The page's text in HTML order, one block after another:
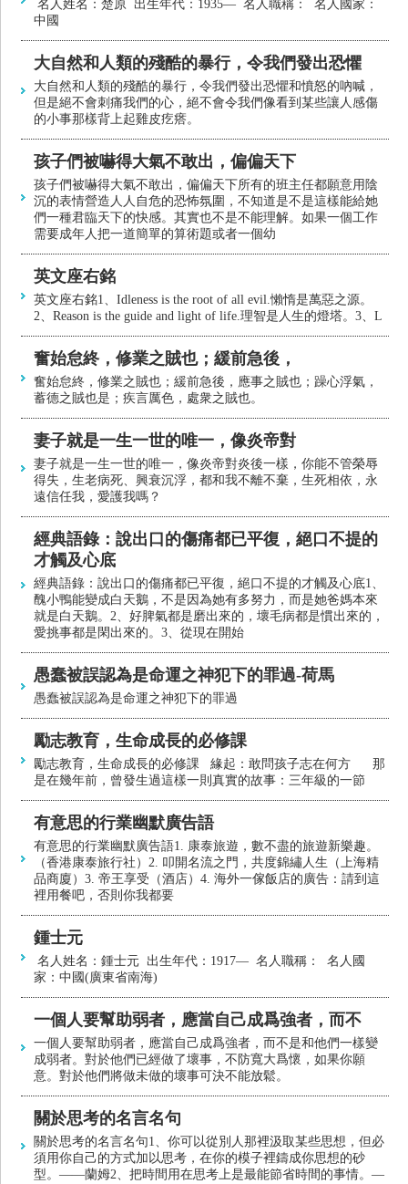
名人姓名：楚原 出生年代：1935— 名人職稱： 名人國家：
中國
大自然和人類的殘酷的暴行，令我們發出恐懼
大自然和人類的殘酷的暴行，令我們發出恐懼和憤怒的吶喊，
但是絕不會刺痛我們的心，絕不會令我們像看到某些讓人感傷
的小事那樣背上起雞皮疙瘩。
孩子們被嚇得大氣不敢出，偏偏天下
孩子們被嚇得大氣不敢出，偏偏天下所有的班主任都願意用陰
沉的表情營造人人自危的恐怖氛圍，不知道是不是這樣能給她
們一種君臨天下的快感。其實也不是不能理解。如果一個工作
需要成年人把一道簡單的算術題或者一個幼
英文座右銘
英文座右銘1、Idleness is the root of all evil.懶惰是萬惡之源。
2、Reason is the guide and light of life.理智是人生的燈塔。3、L
奮始怠終，修業之賊也；緩前急後，
奮始怠終，修業之賊也；緩前急後，應事之賊也；躁心浮氣，
蓄德之賊也是；疾言厲色，處衆之賊也。
妻子就是一生一世的唯一，像炎帝對
妻子就是一生一世的唯一，像炎帝對炎後一樣，你能不管榮辱
得失，生老病死、興衰沉浮，都和我不離不棄，生死相依，永
遠信任我，愛護我嗎？
經典語錄：說出口的傷痛都已平復，絕口不提的
才觸及心底
經典語錄：說出口的傷痛都已平復，絕口不提的才觸及心底1、
醜小鴨能變成白天鵝，不是因為她有多努力，而是她爸媽本來
就是白天鵝。2、好脾氣都是磨出來的，壞毛病都是慣出來的，
愛挑事都是閑出來的。3、從現在開始
愚蠢被誤認為是命運之神犯下的罪過-荷馬
愚蠢被誤認為是命運之神犯下的罪過
勵志教育，生命成長的必修課
勵志教育，生命成長的必修課 緣起：敢問孩子志在何方 那
是在幾年前，曾發生過這樣一則真實的故事：三年級的一節
有意思的行業幽默廣告語
有意思的行業幽默廣告語1. 康泰旅遊，數不盡的旅遊新樂趣。
（香港康泰旅行社）2. 叩開名流之門，共度錦繡人生（上海精
品商廈）3. 帝王享受（酒店）4. 海外一傢飯店的廣告：請到這
裡用餐吧，否則你我都要
鍾士元
名人姓名：鍾士元 出生年代：1917— 名人職稱： 名人國
家：中國(廣東省南海)
一個人要幫助弱者，應當自己成爲強者，而不
一個人要幫助弱者，應當自己成爲強者，而不是和他們一樣變
成弱者。對於他們已經做了壞事，不防寬大爲懷，如果你願
意。對於他們將做未做的壞事可決不能放鬆。
關於思考的名言名句
關於思考的名言名句1、你可以從別人那裡汲取某些思想，但必
須用你自己的方式加以思考，在你的模子裡鑄成你思想的砂
型。——蘭姆2、把時間用在思考上是最能節省時間的事情。—